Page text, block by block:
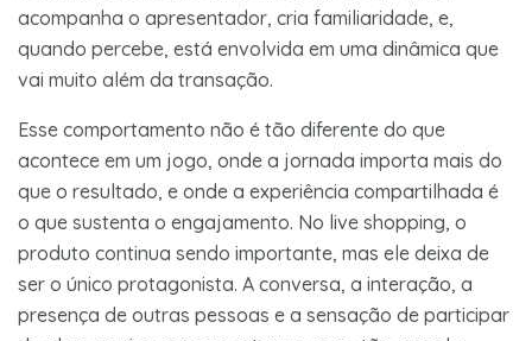
acompanha o apresentador, cria familiaridade, e,
quando percebe, está envolvida em uma dinâmica que
vai muito além da transação.
Esse comportamento não é tão diferente do que
acontece em um jogo, onde a jornada importa mais do
que o resultado, e onde a experiência compartilhada é
o que sustenta o engajamento. No live shopping, o
produto continua sendo importante, mas ele deixa de
ser o único protagonista. A conversa, a interação, a
presença de outras pessoas e a sensação de participar